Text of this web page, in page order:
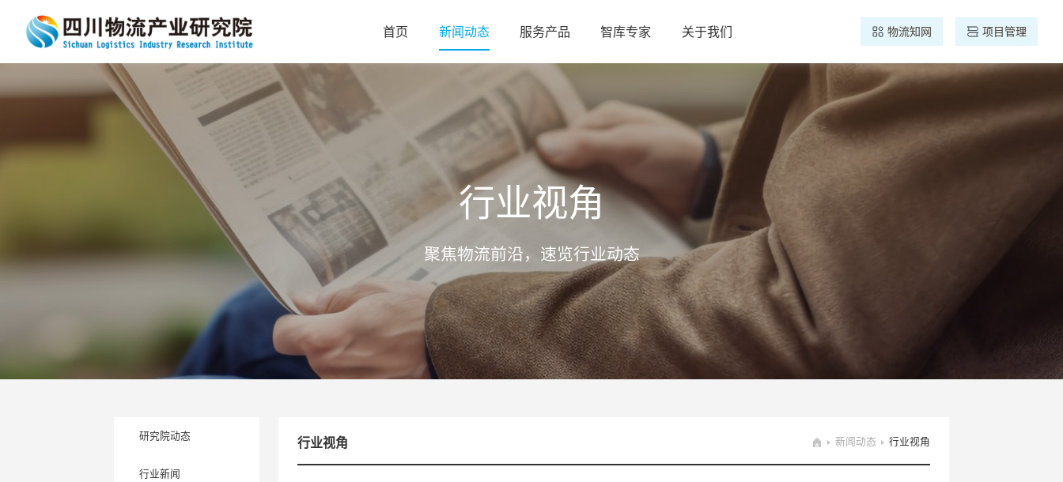
首页 新闻动态 服务产品 智库专家 关于我们 物流知网 项目管理
行业视角
聚焦物流前沿，速览行业动态
研究院动态
行业新闻
行业视角 新闻动态 行业视角